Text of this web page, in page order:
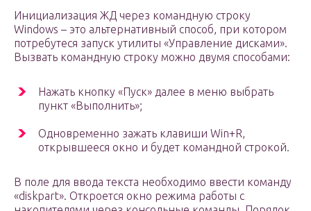
Инициализация ЖД через командную строку
Windows – это альтернативный способ, при котором
потребутеся запуск утилиты «Управление дисками».
Вызвать командную строку можно двумя способами:
Нажать кнопку «Пуск» далее в меню выбрать
пункт «Выполнить»;
Одновременно зажать клавиши Win+R,
открывшееся окно и будет командной строкой.
В поле для ввода текста необходимо ввести команду
«diskpart». Откроется окно режима работы с